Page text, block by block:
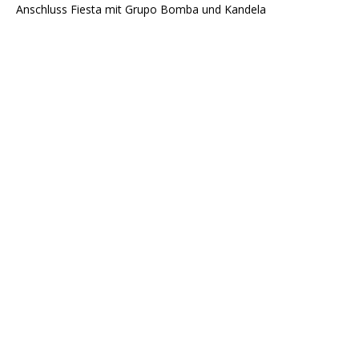
Anschluss Fiesta mit Grupo Bomba und Kandela